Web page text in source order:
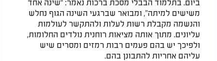
משישים למיתה”, ומבואר שברגעי השינה הגוף נחלש
והנשמה מקבלת רשות לעלות ולהתקשר לעולמות
עליונים. מתוך אותה מציאות רוחנית נולדים החלומות,
ולפיכך יש בהם פעמים רבות רמזים ומסרים שיש
עליהם אחריות להתבונן בהם.